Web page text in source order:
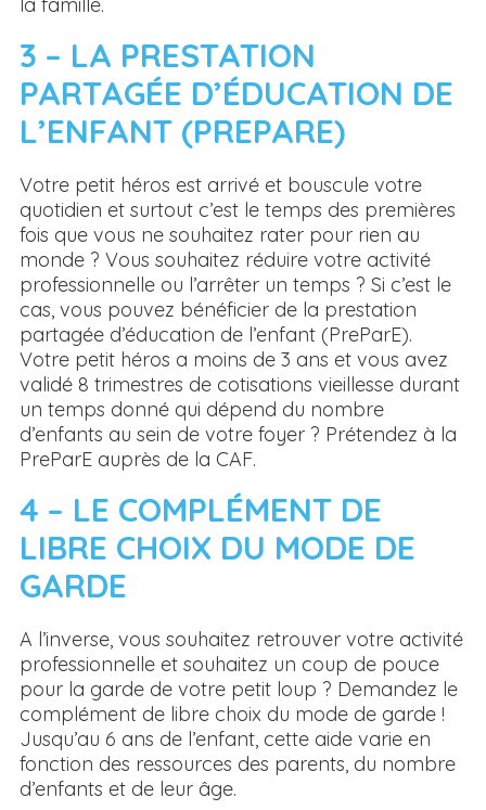
la famille.
3 – LA PRESTATION
PARTAGÉE D’ÉDUCATION DE
L’ENFANT (PREPARE)
Votre petit héros est arrivé et bouscule votre
quotidien et surtout c’est le temps des premières
fois que vous ne souhaitez rater pour rien au
monde ? Vous souhaitez réduire votre activité
professionnelle ou l’arrêter un temps ? Si c’est le
cas, vous pouvez bénéficier de la prestation
partagée d’éducation de l’enfant (PreParE).
Votre petit héros a moins de 3 ans et vous avez
validé 8 trimestres de cotisations vieillesse durant
un temps donné qui dépend du nombre
d’enfants au sein de votre foyer ? Prétendez à la
PreParE auprès de la CAF.
4 – LE COMPLÉMENT DE
LIBRE CHOIX DU MODE DE
GARDE
A l’inverse, vous souhaitez retrouver votre activité
professionnelle et souhaitez un coup de pouce
pour la garde de votre petit loup ? Demandez le
complément de libre choix du mode de garde !
Jusqu’au 6 ans de l’enfant, cette aide varie en
fonction des ressources des parents, du nombre
d’enfants et de leur âge.